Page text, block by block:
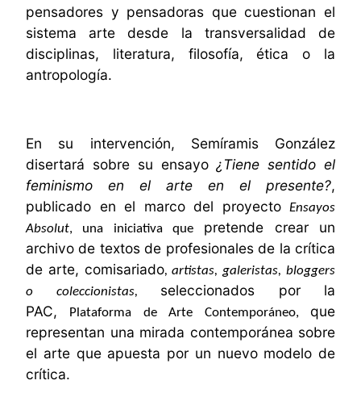
pensadores y pensadoras que cuestionan el
sistema arte desde la transversalidad de
disciplinas, literatura, filosofía, ética o la
antropología.
En su intervención, Semíramis González
disertará sobre su ensayo¿Tiene sentido el
feminismo en el arte en el presente?,
publicado en el marco del proyecto Ensayos
Absolut, una iniciativa que
pretende crear un
archivo de textos de profesionales de la crítica
de arte, comisariado, artistas, galeristas, bloggers
o coleccionistas, seleccionados por la
PAC,
Plataforma de Arte Contemporáneo, que
representan una mirada contemporánea sobre
el arte que apuesta por un nuevo modelo de
crítica.